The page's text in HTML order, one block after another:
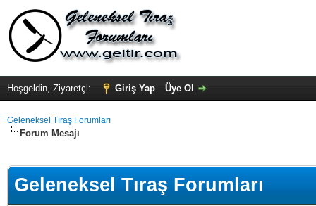
Hoşgeldin, Ziyaretçi: Giriş Yap Üye Ol
Geleneksel Tıraş Forumları
Forum Mesajı
Geleneksel Tıraş Forumları